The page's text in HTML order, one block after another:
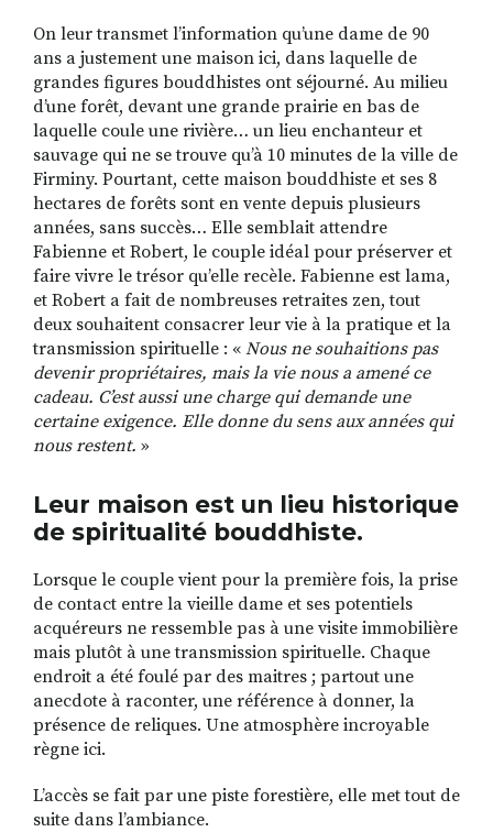
On leur transmet l’information qu’une dame de 90
ans a justement une maison ici, dans laquelle de
grandes figures bouddhistes ont séjourné. Au milieu
d’une forêt, devant une grande prairie en bas de
laquelle coule une rivière… un lieu enchanteur et
sauvage qui ne se trouve qu’à 10 minutes de la ville de
Firminy. Pourtant, cette maison bouddhiste et ses 8
hectares de forêts sont en vente depuis plusieurs
années, sans succès… Elle semblait attendre
Fabienne et Robert, le couple idéal pour préserver et
faire vivre le trésor qu’elle recèle. Fabienne est lama,
et Robert a fait de nombreuses retraites zen, tout
deux souhaitent consacrer leur vie à la pratique et la
transmission spirituelle : « Nous ne souhaitions pas
devenir propriétaires, mais la vie nous a amené ce
cadeau. C’est aussi une charge qui demande une
certaine exigence. Elle donne du sens aux années qui
nous restent. »
Leur maison est un lieu historique
de spiritualité bouddhiste.
Lorsque le couple vient pour la première fois, la prise
de contact entre la vieille dame et ses potentiels
acquéreurs ne ressemble pas à une visite immobilière
mais plutôt à une transmission spirituelle. Chaque
endroit a été foulé par des maitres ; partout une
anecdote à raconter, une référence à donner, la
présence de reliques. Une atmosphère incroyable
règne ici.
L’accès se fait par une piste forestière, elle met tout de
suite dans l’ambiance.